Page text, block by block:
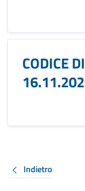
CODICE
Indietro